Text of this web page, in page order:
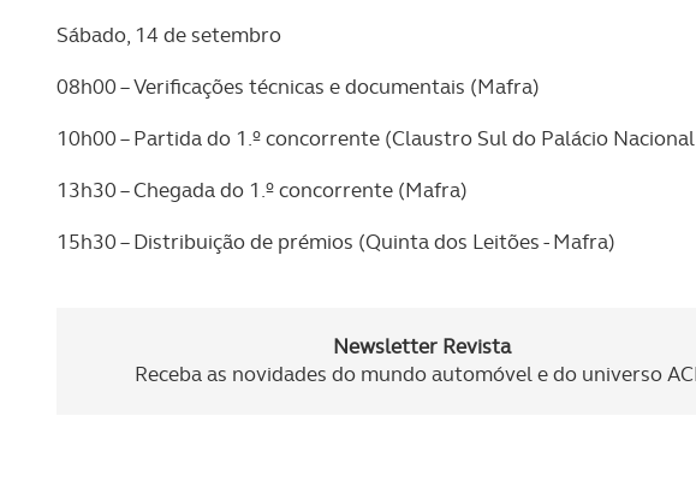
Sábado, 14 de setembro
08h00 – Verificações técnicas e documentais (Mafra)
10h00 – Partida do 1.º concorrente (Claustro Sul do Palácio
13h30 – Chegada do 1.º concorrente (Mafra)
15h30 – Distribuição de prémios (Quinta dos Leitões - Mafra)
Newsletter Revista
Receba as novidades do mundo automóvel e do universo